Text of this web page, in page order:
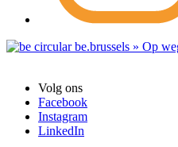
Volg ons
Facebook
Instagram
LinkedIn